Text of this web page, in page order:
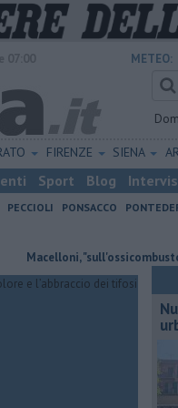
METEO:
FIRENZE SIENA
Sport Blog
PECCIOLI PONSACCO
"sull'ossicombustore